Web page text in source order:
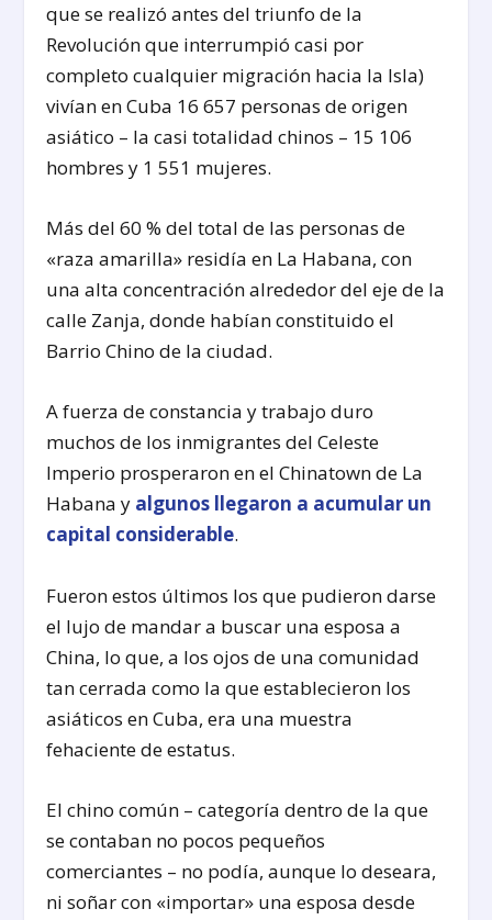
que se realizó antes del triunfo de la
Revolución que interrumpió casi por
completo cualquier migración hacia la Isla)
vivían en Cuba 16 657 personas de origen
asiático – la casi totalidad chinos – 15 106
hombres y 1 551 mujeres.
Más del 60 % del total de las personas de
«raza amarilla» residía en La Habana, con
una alta concentración alrededor del eje de la
calle Zanja, donde habían constituido el
Barrio Chino de la ciudad.
A fuerza de constancia y trabajo duro
muchos de los inmigrantes del Celeste
Imperio prosperaron en el Chinatown de La
Habana y algunos llegaron a acumular un
capital considerable.
Fueron estos últimos los que pudieron darse
el lujo de mandar a buscar una esposa a
China, lo que, a los ojos de una comunidad
tan cerrada como la que establecieron los
asiáticos en Cuba, era una muestra
fehaciente de estatus.
El chino común – categoría dentro de la que
se contaban no pocos pequeños
comerciantes – no podía, aunque lo deseara,
ni soñar con «importar» una esposa desde